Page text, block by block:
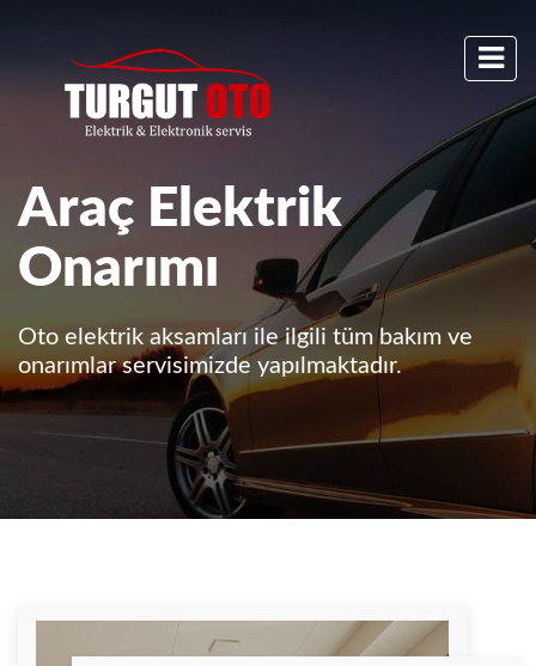
Elektrik
aksamları ile ilgili tüm bakım ve
servisimizde yapılmaktadır.